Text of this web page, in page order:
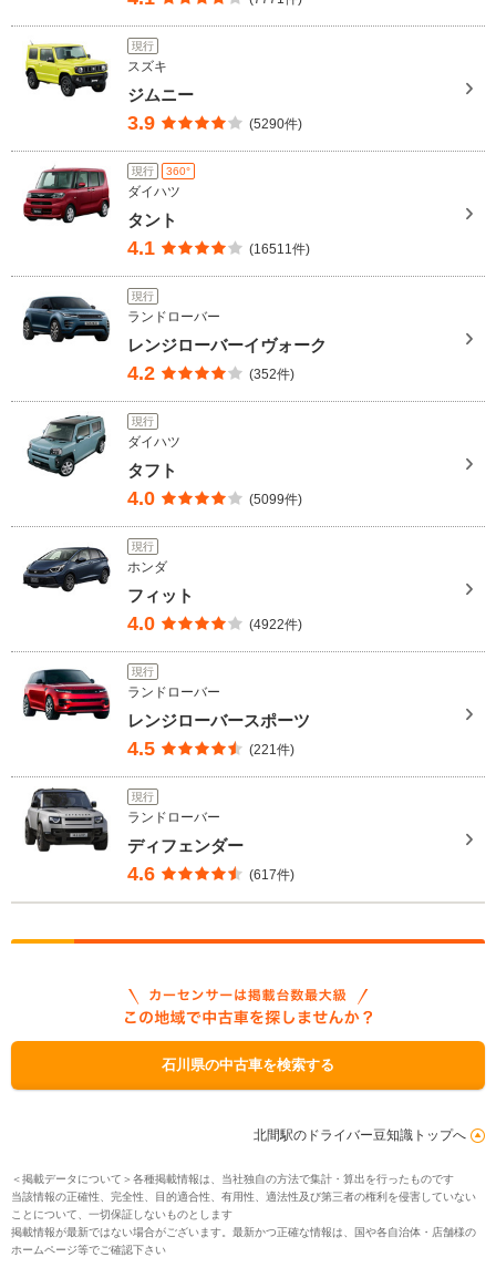
現行
スズキ
ジムニー
3.9 (5290件)
現行 360°
ダイハツ
タント
4.1 (16511件)
現行
ランドローバー
レンジローバーイヴォーク
4.2 (352件)
現行
ダイハツ
タフト
4.0 (5099件)
現行
ホンダ
フィット
4.0 (4922件)
現行
ランドローバー
レンジローバースポーツ
4.5 (221件)
現行
ランドローバー
ディフェンダー
4.6 (617件)
石川県の中古車を検索する
北間駅のドライバー豆知識トップへ
＜掲載データについて＞各種掲載情報は、当社独自の方法で集計・算出を行ったものです
当該情報の正確性、完全性、目的適合性、有用性、適法性及び第三者の権利を侵害していない
ことについて、一切保証しないものとします
掲載情報が最新ではない場合がございます。最新かつ正確な情報は、国や各自治体・店舗様の
ホームページ等でご確認下さい